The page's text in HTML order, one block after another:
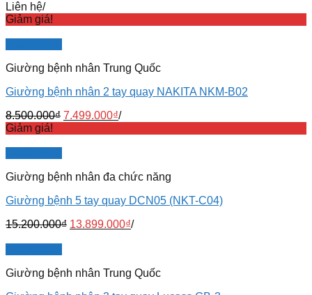
Liên hệ/
Giảm giá!
Giường bệnh nhân Trung Quốc
Giường bệnh nhân 2 tay quay NAKITA NKM-B02
8.500.000₫ 7.499.000₫/
Giảm giá!
Giường bệnh nhân đa chức năng
Giường bệnh 5 tay quay DCN05 (NKT-C04)
15.200.000₫ 13.899.000₫/
Giường bệnh nhân Trung Quốc